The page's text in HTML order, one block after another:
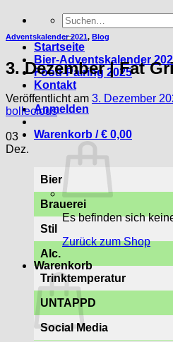
Suche
nach:
Startseite
Bier-Adventskalender
Food-Pairing 2025
Kontakt
Anmelden
Warenkorb /€ 0,00
Es befinden sich
Zurück zum Shop
Warenkorb
Adventskalender 2021, Blog
3. Dezember | Fat
Veröffentlicht am 3. Dezember
bollecious
03
Dez.
Bier
Brauerei
Stil
Alc.
Trinktemperatur
UNTAPPD
Social Media